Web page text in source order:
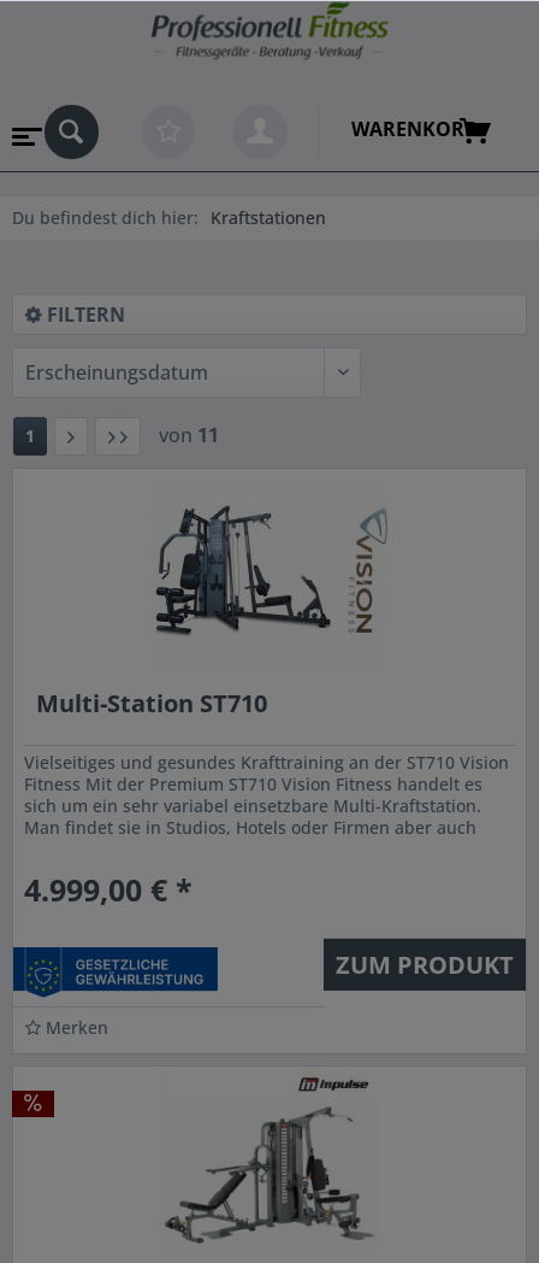
WARENKORB
Du befindest dich hier: Kraftstationen
FILTERN
1 von 11
Multi-Station ST710
Vielseitiges und gesundes Krafttraining an der ST710 Vision
Fitness Mit der Premium ST710 Vision Fitness handelt es
sich um ein sehr variabel einsetzbare Multi-Kraftstation.
Man findet sie in Studios, Hotels oder Firmen aber auch
4.999,00 € *
ZUM PRODUKT
Merken